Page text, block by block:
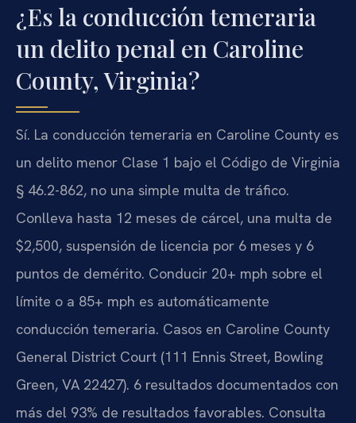
¿Es la conducción temeraria
un delito penal en Caroline
County, Virginia?
Sí. La conducción temeraria en Caroline County es
un delito menor Clase 1 bajo el Código de Virginia
§ 46.2-862, no una simple multa de tráfico.
Conlleva hasta 12 meses de cárcel, una multa de
$2,500, suspensión de licencia por 6 meses y 6
puntos de demérito. Conducir 20+ mph sobre el
límite o a 85+ mph es automáticamente
conducción temeraria. Casos en Caroline County
General District Court (111 Ennis Street, Bowling
Green, VA 22427). 6 resultados documentados con
más del 93% de resultados favorables. Consulta